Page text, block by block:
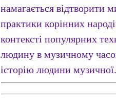
намагається відтворити
практики корінних
контексті популярних
людину в музичному
історію людини